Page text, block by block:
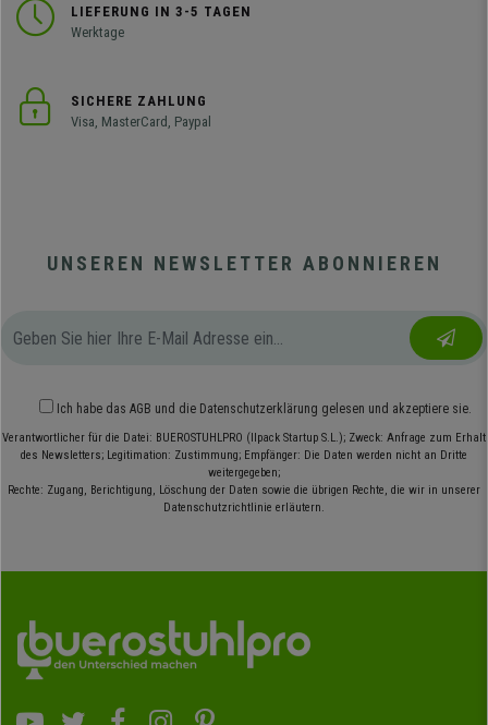
LIEFERUNG IN 3-5 TAGEN
Werktage
SICHERE ZAHLUNG
Visa, MasterCard, Paypal
UNSEREN NEWSLETTER ABONNIEREN
Ich habe das AGB und die Datenschutzerklärung gelesen und akzeptiere sie.
Verantwortlicher für die Datei: BUEROSTUHLPRO (Ilpack Startup S.L.); Zweck: Anfrage zum Erhalt
des Newsletters; Legitimation: Zustimmung; Empfänger: Die Daten werden nicht an Dritte
weitergegeben;
Rechte: Zugang, Berichtigung, Löschung der Daten sowie die übrigen Rechte, die wir in unserer
Datenschutzrichtlinie erläutern.